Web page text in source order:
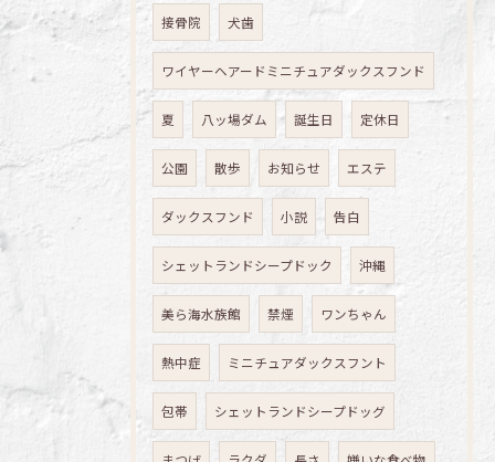
接骨院 犬歯
ワイヤーヘアードミニチュアダックスフンド
夏 八ッ場ダム 誕生日 定休日
公園 散歩 お知らせ エステ
ダックスフンド 小説 告白
シェットランドシープドック 沖縄
美ら海水族館 禁煙 ワンちゃん
熱中症 ミニチュアダックスフント
包帯 シェットランドシープドッグ